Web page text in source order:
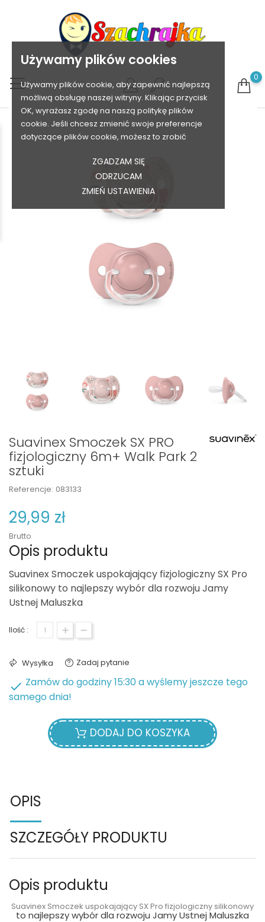
Używamy plików cookies
Używamy plików cookie, aby zapewnić najlepszą
możliwą obsługę naszej witryny. Klikając przycisk
OK, wyrażasz zgodę na naszą politykę plików
cookie. Jeśli chcesz zmienić swoje preferencje
dotyczące plików cookie, możesz to zrobić
ZGADZAM SIĘ
ODRZUCAM
ZMIEŃ USTAWIENIA
0
Suavinex Smoczek SX PRO
fizjologiczny 6m+ Walk Park 2
sztuki
Referencje: 083133
29,99 zł
Brutto
Opis produktu
Suavinex Smoczek uspokajający fizjologiczny SX Pro
silikonowy to najlepszy wybór dla rozwoju Jamy
Ustnej Maluszka
Ilość :
Wysyłka Zadaj pytanie
 Zamów do godziny 15:30 a wyślemy jeszcze tego
samego dnia!
DODAJ DO KOSZYKA
OPIS
SZCZEGÓŁY PRODUKTU
Opis produktu
Suavinex Smoczek uspokajający SX Pro fizjologiczny silikonowy
to najlepszy wybór dla rozwoju Jamy Ustnej Maluszka